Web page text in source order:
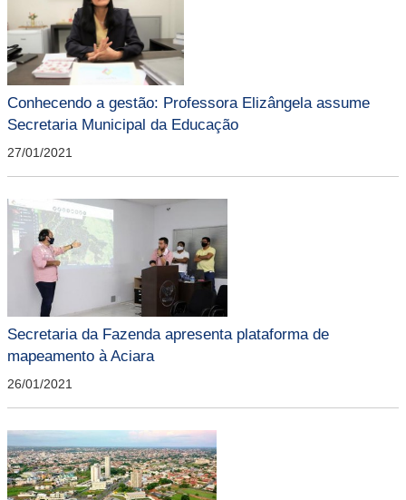
Conhecendo a gestão: Professora Elizângela assume
Secretaria Municipal da Educação
27/01/2021
Secretaria da Fazenda apresenta plataforma de
mapeamento à Aciara
26/01/2021